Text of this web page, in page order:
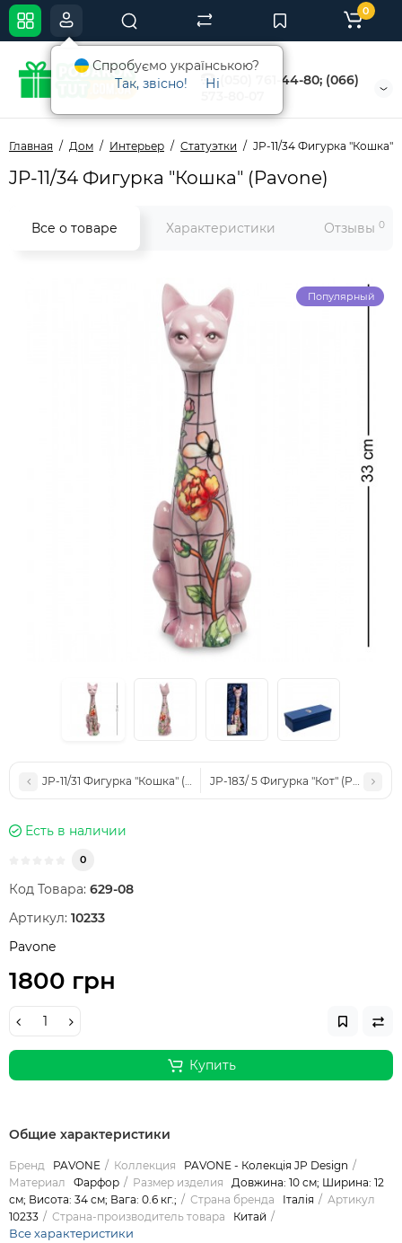
(050) 761-44-80; (066)
0
Главная Дом Интерьер Статуэтки JP-11/34 Фигурка "Кошка"
JP-11/34 Фигурка "Кошка" (Pavone)
Все о товаре Характеристики Отзывы 0
Популярный
JP-11/31 Фигурка "Кошка" (Pavone)JP-183/ 5 Фигурка "Кот" (Pavone)
Есть в наличии
0
Код Товара: 629-08
Артикул: 10233
Pavone
1800 грн
Купить
Общие характеристики
Бренд PAVONE Коллекция
PAVONE - Колекція JP Design
Материал
Фарфор Размер изделия
Довжина: 10 см; Ширина: 12
см; Висота: 34 см; Вага: 0.6 кг.;
Страна бренда Італія
Артикул
10233
Страна-производитель товара Китай
Все характеристики
Спробуємо українською?
Так, звісно!
Ні